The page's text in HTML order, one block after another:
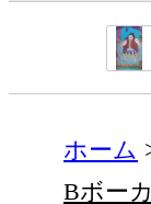
ホーム
Bボー